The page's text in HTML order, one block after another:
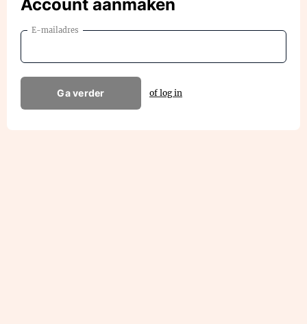
Account aanmaken
E-mailadres
Ga verder of log in